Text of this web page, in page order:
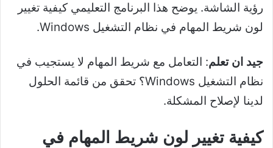
رؤية الشاشة. يوضح هذا البرنامج التعليمي كيفية تغيير
لون شريط المهام في نظام التشغيل Windows.
جيد ان تعلم: التعامل مع شريط المهام لا يستجيب في
نظام التشغيل Windows؟ تحقق من قائمة الحلول
لدينا لإصلاح المشكلة.
كيفية تغيير لون شريط المهام في